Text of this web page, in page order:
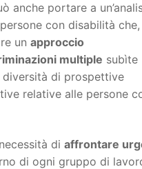
anche portare a
con disabilità che,
un approccio
multiple subìte
di prospettive
relative alle persone
di affrontare
di ogni gruppo di